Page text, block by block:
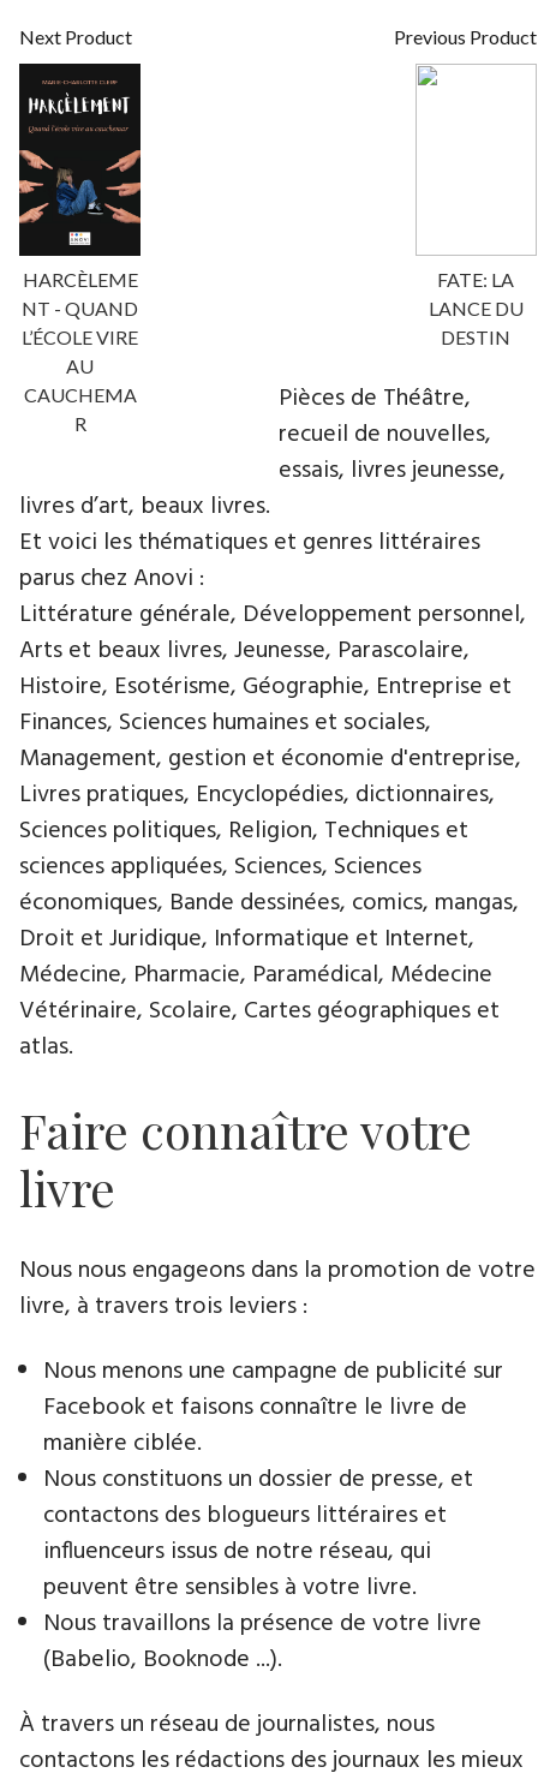
Next Product
HARCÈLEME
NT - QUAND
L’ÉCOLE VIRE
AU
CAUCHEMA
R
Previous Product
FATE: LA
LANCE DU
DESTIN
Pièces de Théâtre,
recueil de nouvelles,
essais, livres jeunesse,
livres d’art, beaux livres.
Et voici les thématiques et genres littéraires
parus chez Anovi :
Littérature générale, Développement personnel,
Arts et beaux livres, Jeunesse, Parascolaire,
Histoire, Esotérisme, Géographie, Entreprise et
Finances, Sciences humaines et sociales,
Management, gestion et économie d'entreprise,
Livres pratiques, Encyclopédies, dictionnaires,
Sciences politiques, Religion, Techniques et
sciences appliquées, Sciences, Sciences
économiques, Bande dessinées, comics, mangas,
Droit et Juridique, Informatique et Internet,
Médecine, Pharmacie, Paramédical, Médecine
Vétérinaire, Scolaire, Cartes géographiques et
atlas.
Faire connaître votre
livre
Nous nous engageons dans la promotion de votre
livre​, à travers trois leviers :
Nous menons une campagne de publicité sur
Facebook et faisons connaître le livre de
manière ciblée.
Nous constituons un dossier de presse, et
contactons des blogueurs littéraires et
influenceurs issus de notre réseau, qui
peuvent être sensibles à votre livre.
Nous travaillons la présence de votre livre
(Babelio, Booknode ...).
À travers un réseau de journalistes, nous
contactons les rédactions des journaux les mieux